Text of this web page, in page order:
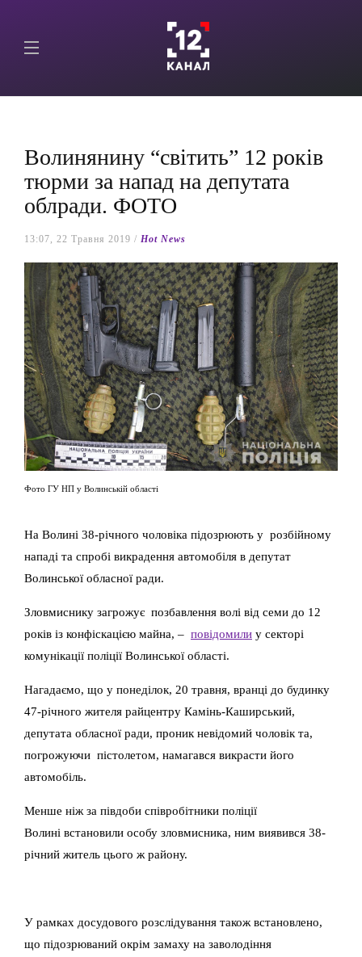
Волинянину “світить” 12 років
тюрми за напад на депутата
облради. ФОТО
13:07, 22 Травня 2019 / Hot News
Фото ГУ НП у Волинській області
На Волині 38-річного чоловіка підозрюють у розбійному
нападі та спробі викрадення автомобіля в депутат
Волинської обласної ради.
Зловмиснику загрожує позбавлення волі від семи до 12
років із конфіскацією майна, – повідомили у секторі
комунікації поліції Волинської області.
Нагадаємо, що у понеділок, 20 травня, вранці до будинку
47-річного жителя райцентру Камінь-Каширський,
депутата обласної ради, проник невідомий чоловік та,
погрожуючи пістолетом, намагався викрасти його
автомобіль.
Менше ніж за півдоби співробітники поліції
Волині встановили особу зловмисника, ним виявився 38-
річний житель цього ж району.
У рамках досудового розслідування також встановлено,
що підозрюваний окрім замаху на заволодіння